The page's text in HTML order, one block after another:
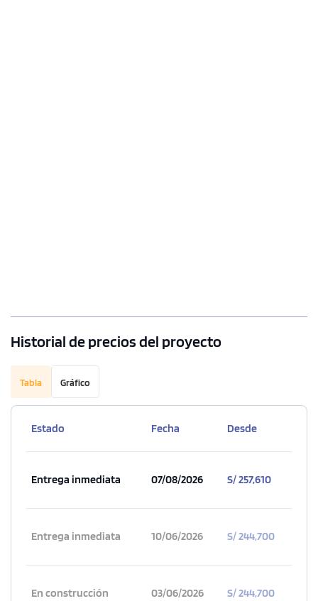
Historial de precios del proyecto
Tabla Gráfico
Estado Fecha Desde
Entrega inmediata 07/08/2026 S/ 257,610
Entrega inmediata 10/06/2026 S/ 244,700
En construcción 03/06/2026 S/ 244,700